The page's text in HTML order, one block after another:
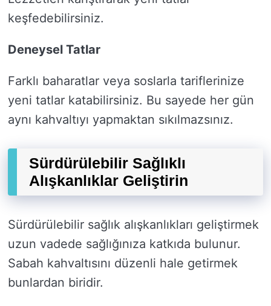
keşfedebilirsiniz.
Deneysel Tatlar
Farklı baharatlar veya soslarla tariflerinize
yeni tatlar katabilirsiniz. Bu sayede her gün
aynı kahvaltıyı yapmaktan sıkılmazsınız.
Sürdürülebilir Sağlıklı
Alışkanlıklar Geliştirin
Sürdürülebilir sağlık alışkanlıkları geliştirmek
uzun vadede sağlığınıza katkıda bulunur.
Sabah kahvaltısını düzenli hale getirmek
bunlardan biridir.